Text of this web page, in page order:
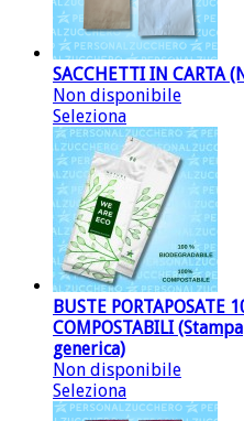
SACCHETTI IN CARTA
Non disponibile
Seleziona
BUSTE PORTAPOSATE
COMPOSTABILI (Stampa
generica)
Non disponibile
Seleziona